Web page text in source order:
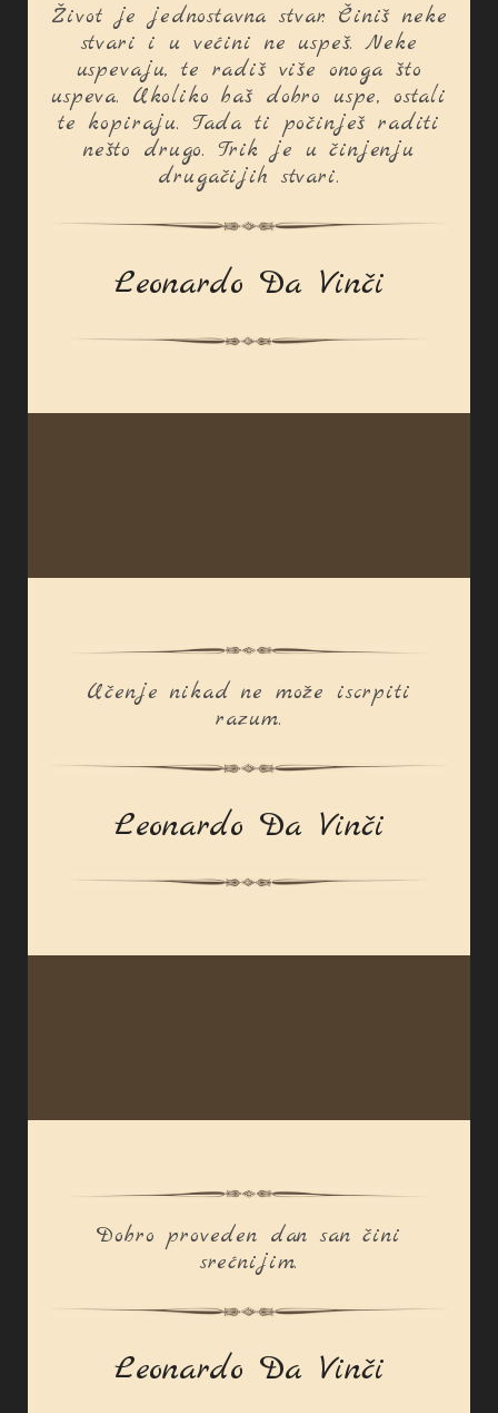
Život je jednostavna stvar. Činiš neke
stvari i u većini ne uspeš. Neke
uspevaju, te radiš više onoga što
uspeva. Ukoliko baš dobro uspe, ostali
te kopiraju. Tada ti počinješ raditi
nešto drugo. Trik je u činjenju
drugačijih stvari.
Leonardo Da Vinči
Učenje nikad ne može iscrpiti
razum.
Leonardo Da Vinči
Dobro proveden dan san čini
srećnijim.
Leonardo Da Vinči